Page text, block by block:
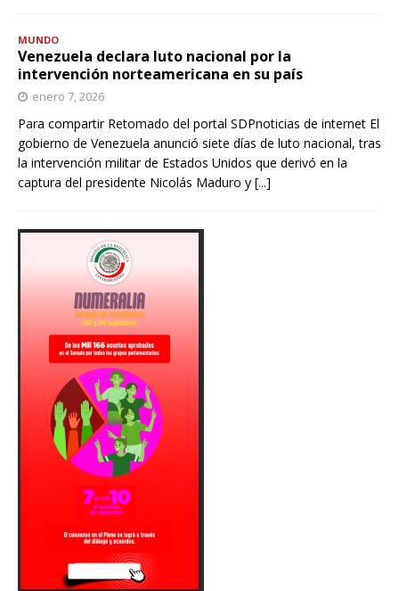
MUNDO
Venezuela declara luto nacional por la
intervención norteamericana en su país
enero 7, 2026
Para compartir Retomado del portal SDPnoticias de internet El
gobierno de Venezuela anunció siete días de luto nacional, tras
la intervención militar de Estados Unidos que derivó en la
captura del presidente Nicolás Maduro y [...]